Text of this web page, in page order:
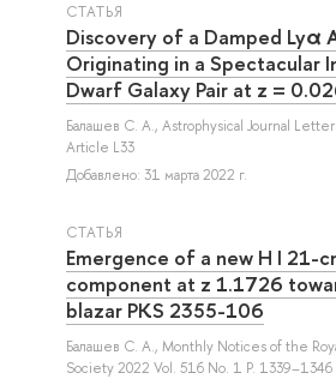
СТАТЬЯ
Discovery of a Damped Lyα
Originating in a Spectacular
Dwarf Galaxy Pair at z =
Балашев С. А., Astrophysical Journal
Article L33
Добавлено: 31 марта 2022 г.
СТАТЬЯ
Emergence of a new H I 21-
component at z 1.1726
blazar PKS 2355-106
Балашев С. А., Monthly Notices of the
Society 2022 Vol. 516 No. 1 P. 1339–1346